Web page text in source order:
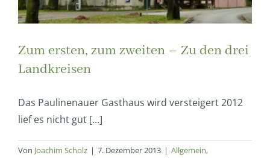
Zum ersten, zum zweiten – Zu den drei
Landkreisen
Das Paulinenauer Gasthaus wird versteigert 2012
lief es nicht gut [...]
Von Joachim Scholz | 7. Dezember 2013 | Allgemein,